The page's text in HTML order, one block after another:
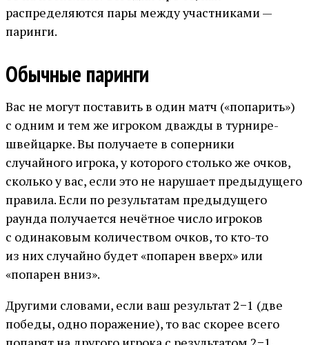
распределяются пары между участниками —
паринги.
Обычные паринги
Вас не могут поставить в один матч («попарить»)
с одним и тем же игроком дважды в турнире-
швейцарке. Вы получаете в соперники
случайного игрока, у которого столько же очков,
сколько у вас, если это не нарушает предыдущего
правила. Если по результатам предыдущего
раунда получается нечётное число игроков
с одинаковым количеством очков, то кто-то
из них случайно будет «попарен вверх» или
«попарен вниз».
Другими словами, если ваш результат 2−1 (две
победы, одно поражение), то вас скорее всего